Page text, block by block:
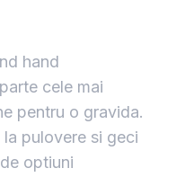
hand
cele mai
pentru o gravida.
pulovere si geci
optiuni